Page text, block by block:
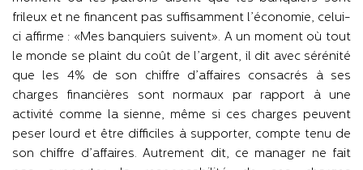
frileux et ne financent pas suffisamment l’économie, celui-
ci affirme : «Mes banquiers suivent». A un moment où tout
le monde se plaint du coût de l’argent, il dit avec sérénité
que les 4% de son chiffre d’affaires consacrés à ses
charges financières sont normaux par rapport à une
activité comme la sienne, même si ces charges peuvent
peser lourd et être difficiles à supporter, compte tenu de
son chiffre d’affaires. Autrement dit, ce manager ne fait